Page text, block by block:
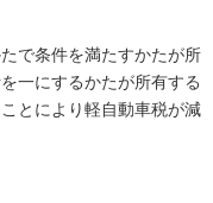
で条件を満たすかたが所
一にするかたが所有する
とにより軽自動車税が減